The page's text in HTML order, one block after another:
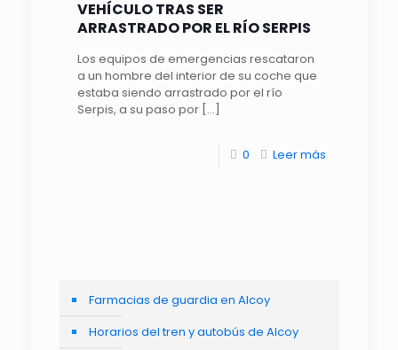
VEHÍCULO TRAS SER
ARRASTRADO POR EL RÍO SERPIS
Los equipos de emergencias rescataron
a un hombre del interior de su coche que
estaba siendo arrastrado por el río
Serpis, a su paso por[…]
0 Leer más
Farmacias de guardia en Alcoy
Horarios del tren y autobús de Alcoy